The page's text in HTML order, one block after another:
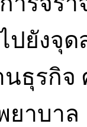
ยังจุด
ธุรกิจ
ยาบา